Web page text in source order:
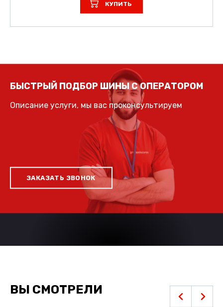
КУПИТЬ
БЫСТРЫЙ ПОДБОР ШИНЫ С ОПЕРАТОРОМ
Описание услуги, мы вас проконсультируем
ЗАКАЗАТЬ ЗВОНОК
ВЫ СМОТРЕЛИ